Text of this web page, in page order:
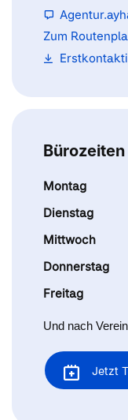
Zum
Bürozeiten
Montag
Dienstag
Mittwoch
Donnerstag
Freitag
Und nach
Jetzt